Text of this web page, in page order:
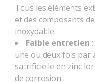
Tous les éléments
et des composants
inoxydable.
Faible entretien
une ou deux fois par
sacrificielle en zinc
de corrosion.